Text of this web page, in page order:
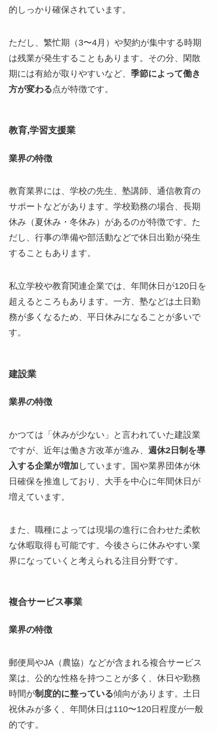
的しっかり確保されています。
ただし、繁忙期（3〜4月）や契約が集中する時期
は残業が発生することもあります。その分、閑散
期には有給が取りやすいなど、 季節によって働き
方が変わる点が特徴です。
教育,学習支援業
業界の特徴
教育業界には、学校の先生、塾講師、通信教育の
サポートなどがあります。学校勤務の場合、長期
休み（夏休み・冬休み）があるのが特徴です。た
だし、行事の準備や部活動などで休日出勤が発生
することもあります。
私立学校や教育関連企業では、年間休日が120日を
超えるところもあります。一方、塾などは土日勤
務が多くなるため、平日休みになることが多いで
す。
建設業
業界の特徴
かつては「休みが少ない」と言われていた建設業
ですが、近年は働き方改革が進み、 週休2日制を導
入する企業が増加 しています。国や業界団体が休
日確保を推進しており、大手を中心に年間休日が
増えています。
また、職種によっては現場の進行に合わせた柔軟
な休暇取得も可能です。今後さらに休みやすい業
界になっていくと考えられる注目分野です。
複合サービス事業
業界の特徴
郵便局やJA（農協）などが含まれる複合サービス
業は、公的な性格を持つことが多く、休日や勤務
時間が制度的に整っている傾向があります。土日
祝休みが多く、年間休日は110〜120日程度が一般
的です。